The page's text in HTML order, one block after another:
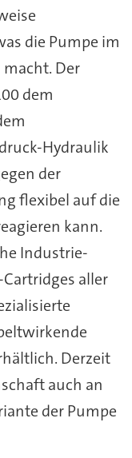
die Pumpe im
Der
dem
Hydraulik
der
flexibel auf die
kann.
Industrie-
aller
Derzeit
auch an
der Pumpe